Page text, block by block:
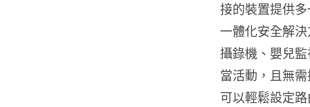
接的裝置提供
一體化安全解
攝錄機、嬰兒
當活動，且無
可以輕鬆設定